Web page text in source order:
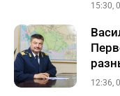
15:30,
12:36,